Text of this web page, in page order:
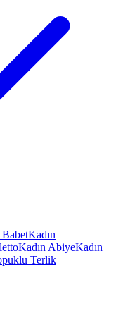
BabetKadın
Kadın AbiyeKadın
Terlik